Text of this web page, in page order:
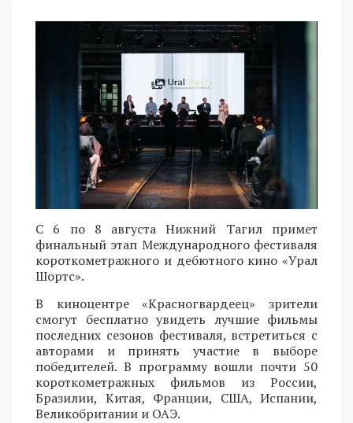
С 6 по 8 августа Нижний Тагил примет
финальный этап Международного фестиваля
короткометражного и дебютного кино «Урал
Шортс».
В киноцентре «Красногвардеец» зрители
смогут бесплатно увидеть лучшие фильмы
последних сезонов фестиваля, встретиться с
авторами и принять участие в выборе
победителей. В программу вошли почти 50
короткометражных фильмов из России,
Бразилии, Китая, Франции, США, Испании,
Великобритании и ОАЭ.